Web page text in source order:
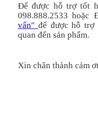
Để được hỗ trợ tốt
098.888.2533 hoặc
vấn" để được hỗ trợ
quan đến sản phẩm.
Xin chân thành cảm